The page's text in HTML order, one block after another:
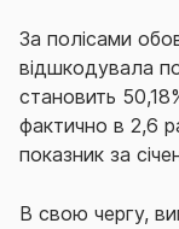
За полісами
відшкодувала
становить
фактично в 2,6
показник за
В свою чергу,